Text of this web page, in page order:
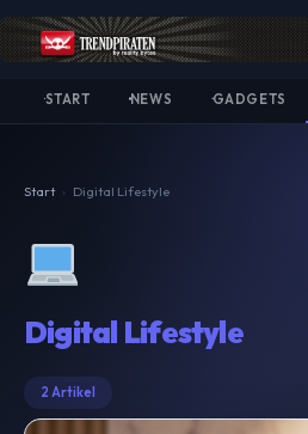
START NEWS GADGETS
Start › Digital Lifestyle
Digital Lifestyle
2 Artikel